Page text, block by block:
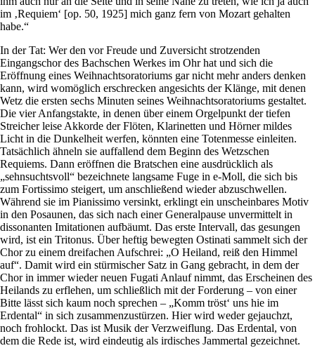
im ‚Requiem‘ [op. 50, 1925] mich ganz fern von Mozart gehalten
habe.“
In der Tat: Wer den vor Freude und Zuversicht strotzenden
Eingangschor des Bachschen Werkes im Ohr hat und sich die
Eröffnung eines Weihnachtsoratoriums gar nicht mehr anders denken
kann, wird womöglich erschrecken angesichts der Klänge, mit denen
Wetz die ersten sechs Minuten seines Weihnachtsoratoriums gestaltet.
Die vier Anfangstakte, in denen über einem Orgelpunkt der tiefen
Streicher leise Akkorde der Flöten, Klarinetten und Hörner mildes
Licht in die Dunkelheit werfen, könnten eine Totenmesse einleiten.
Tatsächlich ähneln sie auffallend dem Beginn des Wetzschen
Requiems. Dann eröffnen die Bratschen eine ausdrücklich als
„sehnsuchtsvoll“ bezeichnete langsame Fuge in e-Moll, die sich bis
zum Fortissimo steigert, um anschließend wieder abzuschwellen.
Während sie im Pianissimo versinkt, erklingt ein unscheinbares Motiv
in den Posaunen, das sich nach einer Generalpause unvermittelt in
dissonanten Imitationen aufbäumt. Das erste Intervall, das gesungen
wird, ist ein Tritonus. Über heftig bewegten Ostinati sammelt sich der
Chor zu einem dreifachen Aufschrei: „O Heiland, reiß den Himmel
auf“. Damit wird ein stürmischer Satz in Gang gebracht, in dem der
Chor in immer wieder neuen Fugati Anlauf nimmt, das Erscheinen des
Heilands zu erflehen, um schließlich mit der Forderung – von einer
Bitte lässt sich kaum noch sprechen – „Komm tröst‘ uns hie im
Erdental“ in sich zusammenzustürzen. Hier wird weder gejauchzt,
noch frohlockt. Das ist Musik der Verzweiflung. Das Erdental, von
dem die Rede ist, wird eindeutig als irdisches Jammertal gezeichnet.